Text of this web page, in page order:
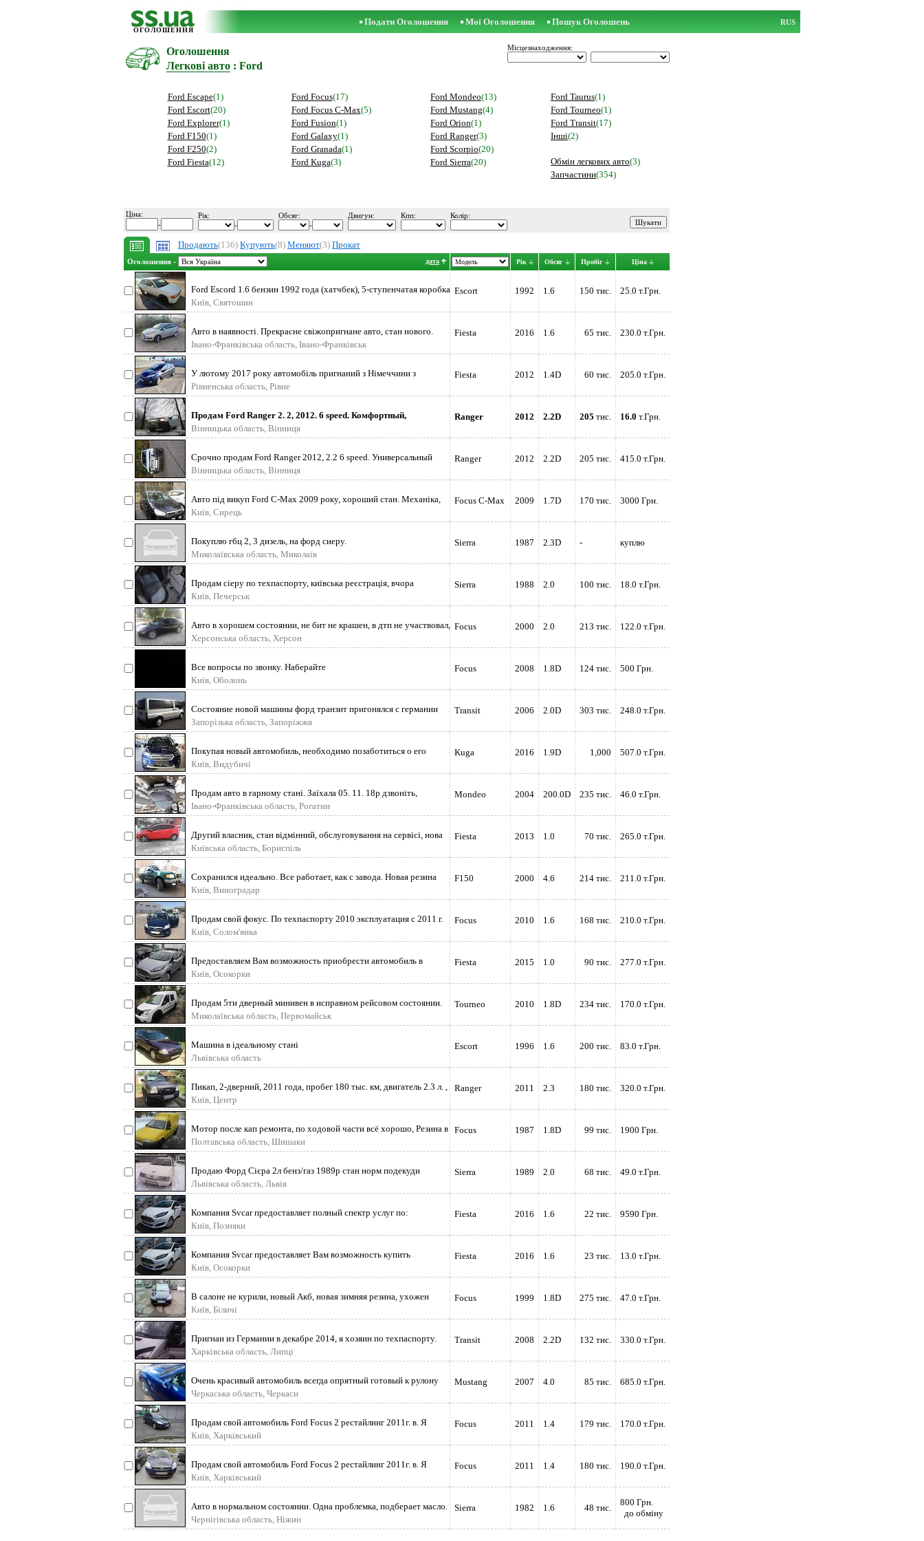
ОГОЛОШЕННЯ
Подати Оголошення Мої Оголошення Пошук Оголошень RUS
Оголошення Місцезнаходження:
Легкові авто : Ford
Ford Escape(1)
Ford Escort(20)
Ford Explorer(1)
Ford F150(1)
Ford F250(2)
Ford Fiesta(12)
Ford Focus(17)
Ford Focus C-Max(5)
Ford Fusion(1)
Ford Galaxy(1)
Ford Granada(1)
Ford Kuga(3)
Ford Mondeo(13)
Ford Mustang(4)
Ford Orion(1)
Ford Ranger(3)
Ford Scorpio(20)
Ford Sierra(20)
Ford Taurus(1)
Ford Tourneo(1)
Ford Transit(17)
Інші(2)
Обмін легкових авто(3)
Запчастини(354)
Ціна:
-
Рік:
-
Обсяг:
-
Двигун: Кпп: Колір:
Продають(136) Купують(8) Меняют(3) Прокат
Оголошення - дата Рік Обсяг Пробіг Ціна
Ford Escord 1.6 бензин 1992 года (хатчбек), 5-ступенчатая коробка
передач/
Київ, Святошин
Escort 1992 1.6 150 тис. 25.0 т.Грн.
Авто в наявності. Прекрасне свіжопригнане авто, стан нового.
Дуже динамічн
Івано-Франківська область, Івано-Франківськ
Fiesta 2016 1.6 65 тис. 230.0 т.Грн.
У лютому 2017 року автомобіль пригнаний з Німеччини з
пробігом 42 тис. км.
Рівненська область, Рівне
Fiesta 2012 1.4D 60 тис. 205.0 т.Грн.
Продам Ford Ranger 2. 2, 2012. 6 speed. Комфортный,
универсальный, надеж
Вінницька область, Вінниця
Ranger 2012 2.2D 205 тис. 16.0 т.Грн.
Срочно продам Ford Ranger 2012, 2.2 6 speed. Универсальный
внедорожный пик
Вінницька область, Вінниця
Ranger 2012 2.2D 205 тис. 415.0 т.Грн.
Авто під викуп Ford C-Max 2009 року, хороший стан. Механіка,
дизель, об’єм
Київ, Сирець
Focus C-Max 2009 1.7D 170 тис. 3000 Грн.
Покуплю гбц 2, 3 дизель, на форд сиеру.
Миколаївська область, Миколаїв
Sierra 1987 2.3D - куплю
Продам сіеру по техпаспорту, київська реєстрація, вчора
поміняли щеплення з
Київ, Печерськ
Sierra 1988 2.0 100 тис. 18.0 т.Грн.
Авто в хорошем состоянии, не бит не крашен, в дтп не участвовал,
пробег родн
Херсонська область, Херсон
Focus 2000 2.0 213 тис. 122.0 т.Грн.
Все вопросы по звонку. Наберайте
Київ, Оболонь
Focus 2008 1.8D 124 тис. 500 Грн.
Состояние новой машины форд транзит пригонялся с германии
все подробности по
Запорізька область, Запоріжжя
Transit 2006 2.0D 303 тис. 248.0 т.Грн.
Покупая новый автомобиль, необходимо позаботиться о его
безопасности. В д
Київ, Видубичі
Kuga 2016 1.9D 1,000 507.0 т.Грн.
Продам авто в гарному стані. Заїхала 05. 11. 18р дзвоніть,
питайте. Гарний
Івано-Франківська область, Рогатин
Mondeo 2004 200.0D 235 тис. 46.0 т.Грн.
Другий власник, стан відмінний, обслуговування на сервісі, нова
гума та диск
Київська область, Бориспіль
Fiesta 2013 1.0 70 тис. 265.0 т.Грн.
Сохранился идеально. Все работает, как с завода. Новая резина
MT, полность
Київ, Виноградар
F150 2000 4.6 214 тис. 211.0 т.Грн.
Продам свой фокус. По техпаспорту 2010 эксплуатация с 2011 г.
Машинка в хо
Київ, Солом'янка
Focus 2010 1.6 168 тис. 210.0 т.Грн.
Предоставляем Вам возможность приобрести автомобиль в
аренду с правом выкупа
Київ, Осокорки
Fiesta 2015 1.0 90 тис. 277.0 т.Грн.
Продам 5ти дверный минивен в исправном рейсовом состоянии.
Мотор, коробка,
Миколаївська область, Первомайськ
Tourneo 2010 1.8D 234 тис. 170.0 т.Грн.
Машина в ідеальному стані
Львівська область
Escort 1996 1.6 200 тис. 83.0 т.Грн.
Пикап, 2-дверний, 2011 года, пробег 180 тыс. км, двигатель 2.3 л. ,
газ-бен
Київ, Центр
Ranger 2011 2.3 180 тис. 320.0 т.Грн.
Мотор после кап ремонта, по ходовой части всё хорошо, Резина в
хорошем состо
Полтавська область, Шишаки
Focus 1987 1.8D 99 тис. 1900 Грн.
Продаю Форд Сієра 2л бенз/газ 1989р стан норм подекуди
царапини по бампері с
Львівська область, Львів
Sierra 1989 2.0 68 тис. 49.0 т.Грн.
Компания Svcar предоставляет полный спектр услуг по:
автолизингу, автокредит
Київ, Позняки
Fiesta 2016 1.6 22 тис. 9590 Грн.
Компания Svcar предоставляет Вам возможность купить
автомобиль в лизинг(арен
Київ, Осокорки
Fiesta 2016 1.6 23 тис. 13.0 т.Грн.
В салоне не курили, новый Акб, новая зимняя резина, ухожен
Київ, Біличі
Focus 1999 1.8D 275 тис. 47.0 т.Грн.
Пригнан из Германии в декабре 2014, я хозяин по техпаспорту.
Бусик в очень
Харківська область, Липці
Transit 2008 2.2D 132 тис. 330.0 т.Грн.
Очень красивый автомобиль всегда опрятный готовый к рулону
Черкаська область, Черкаси
Mustang 2007 4.0 85 тис. 685.0 т.Грн.
Продам свой автомобиль Ford Focus 2 рестайлинг 2011г. в. Я
второй хозяин, в
Київ, Харківський
Focus 2011 1.4 179 тис. 170.0 т.Грн.
Продам свой автомобиль Ford Focus 2 рестайлинг 2011г. в. Я
второй хозяин, в
Київ, Харківський
Focus 2011 1.4 180 тис. 190.0 т.Грн.
Авто в нормальном состоянии. Одна проблемка, подберает масло.
Чернігівська область, Ніжин
Sierra 1982 1.6 48 тис.
800 Грн.
до обміну